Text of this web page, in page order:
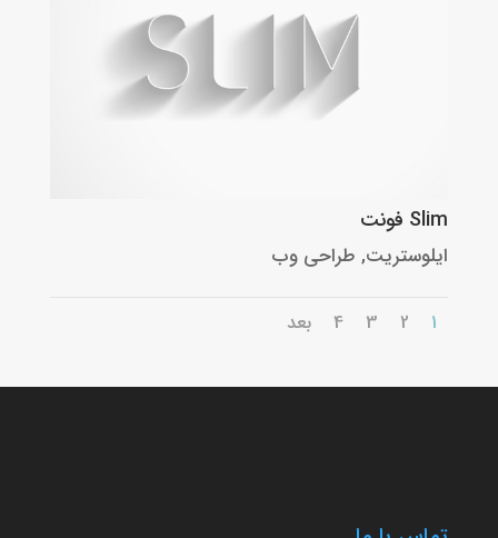
Slim فونت
ایلوستریت, طراحی وب
1
2
3
4 بعد